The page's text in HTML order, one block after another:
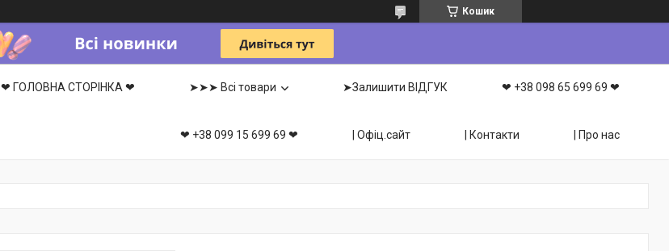
Кошик
❤ ГОЛОВНА СТОРІНКА ❤ ➤➤➤ Всі товари ➤Залишити ВІДГУК ❤ +38 098 65 699 69 ❤
❤ +38 099 15 699 69 ❤ | Офіц.сайт | Контакти | Про нас